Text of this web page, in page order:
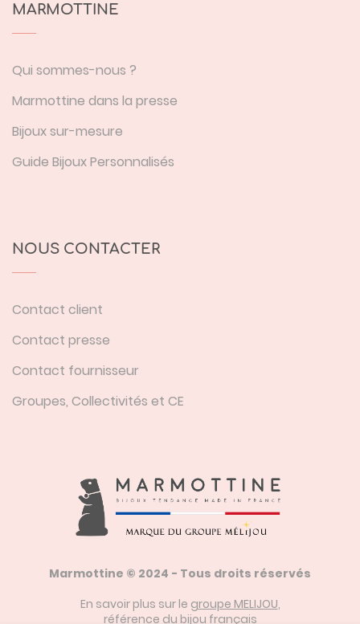
MARMOTTINE
Qui sommes-nous ?
Marmottine dans la presse
Bijoux sur-mesure
Guide Bijoux Personnalisés
NOUS CONTACTER
Contact client
Contact presse
Contact fournisseur
Groupes, Collectivités et CE
Marmottine © 2024 - Tous droits réservés
En savoir plus sur le groupe MELIJOU,
référence du bijou français